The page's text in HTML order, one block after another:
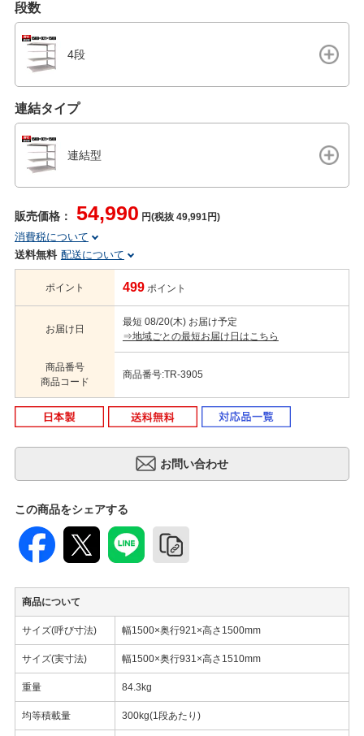
段数
4段
連結タイプ
連結型
販売価格： 54,990 円(税抜 49,991円)
消費税について
送料無料 配送について
ポイント 499 ポイント
お届け日
最短 08/20(木) お届け予定
⇒地域ごとの最短お届け日はこちら
商品番号
商品コード
商品番号:TR-3905
この商品をシェアする
商品について
サイズ(呼び寸法) 幅1500×奥行921×高さ1500mm
サイズ(実寸法) 幅1500×奥行931×高さ1510mm
重量 84.3kg
均等積載量 300kg(1段あたり)